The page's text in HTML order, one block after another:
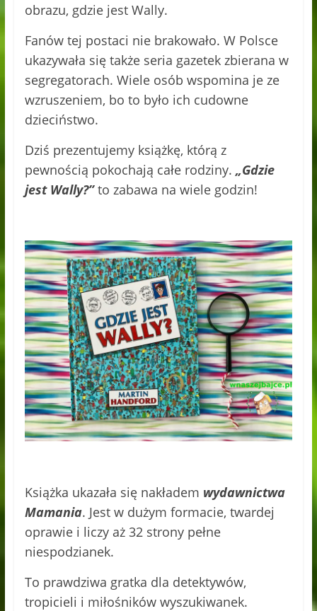
obrazu, gdzie jest Wally.
Fanów tej postaci nie brakowało. W Polsce
ukazywała się także seria gazetek zbierana w
segregatorach. Wiele osób wspomina je ze
wzruszeniem, bo to było ich cudowne
dzieciństwo.
Dziś prezentujemy książkę, którą z
pewnością pokochają całe rodziny. „Gdzie
jest Wally?”to zabawa na wiele godzin!
Książka ukazała się nakładem wydawnictwa
Mamania. Jest w dużym formacie, twardej
oprawie i liczy aż 32 strony pełne
niespodzianek.
To prawdziwa gratka dla detektywów,
tropicieli i miłośników wyszukiwanek.